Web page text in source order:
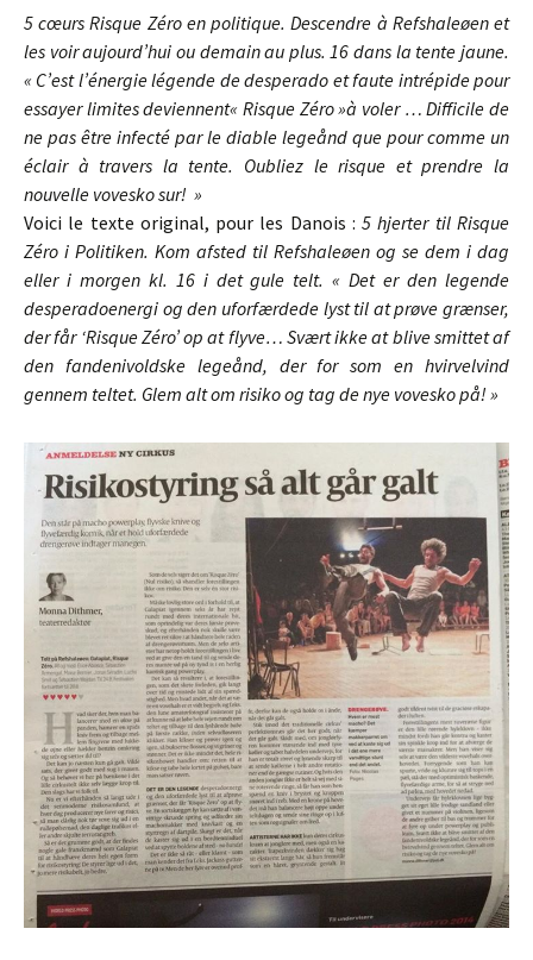
5 cœurs Risque Zéro en politique. Descendre à Refshaleøen et
les voir aujourd’hui ou demain au plus. 16 dans la tente jaune.
« C’est l’énergie légende de desperado et faute intrépide pour
essayer limites deviennent« Risque Zéro »à voler … Difficile de
ne pas être infecté par le diable legeånd que pour comme un
éclair à travers la tente. Oubliez le risque et prendre la
nouvelle vovesko sur! »
Voici le texte original, pour les Danois :5 hjerter til Risque
Zéro i Politiken. Kom afsted til Refshaleøen og se dem i dag
eller i morgen kl. 16 i det gule telt. « Det er den legende
desperadoenergi og den uforfærdede lyst til at prøve grænser,
der får ‘Risque Zéro’ op at flyve… Svært ikke at blive smittet af
den fandenivoldske legeånd, der for som en hvirvelvind
gennem teltet. Glem alt om risiko og tag de nye vovesko på! »